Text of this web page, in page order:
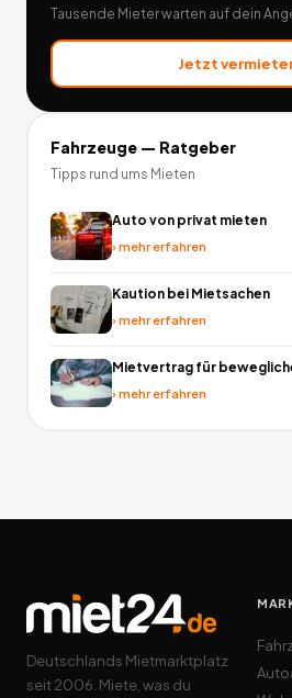
Tausende Mieter warten auf dein
Jetzt
Fahrzeuge— Ratgeber
Tipps rund ums Mieten
Auto von privat mieten
›mehr erfahren
Kaution bei Mietsachen
›mehr erfahren
Mietvertrag für
›mehr erfahren
Deutschlands Mietmarktplatz
seit 2006. Miete, was du